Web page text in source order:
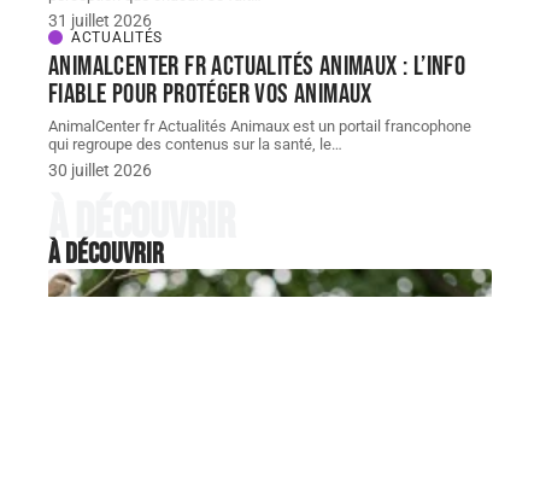
31 juillet 2026
ACTUALITÉS
AnimalCenter fr Actualités Animaux : l’info
fiable pour protéger vos animaux
AnimalCenter fr Actualités Animaux est un portail francophone
qui regroupe des contenus sur la santé, le…
30 juillet 2026
À découvrir
À découvrir